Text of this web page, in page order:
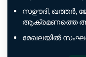
സഊദി, ഖത്തർ,
ആക്രമണത്തെ
മേഖലയിൽ